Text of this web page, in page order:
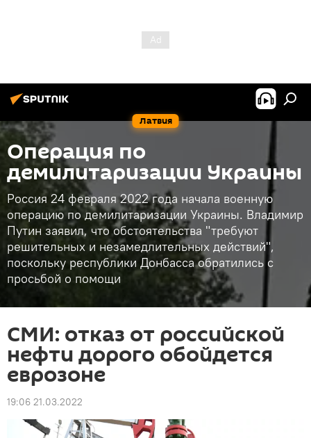
Латвия
Операция по
демилитаризации Украины
Россия 24 февраля 2022 года начала военную
операцию по демилитаризации Украины. Владимир
Путин заявил, что обстоятельства "требуют
решительных и незамедлительных действий",
поскольку республики Донбасса обратились с
просьбой о помощи
СМИ: отказ от российской
нефти дорого обойдется
еврозоне
19:06 21.03.2022